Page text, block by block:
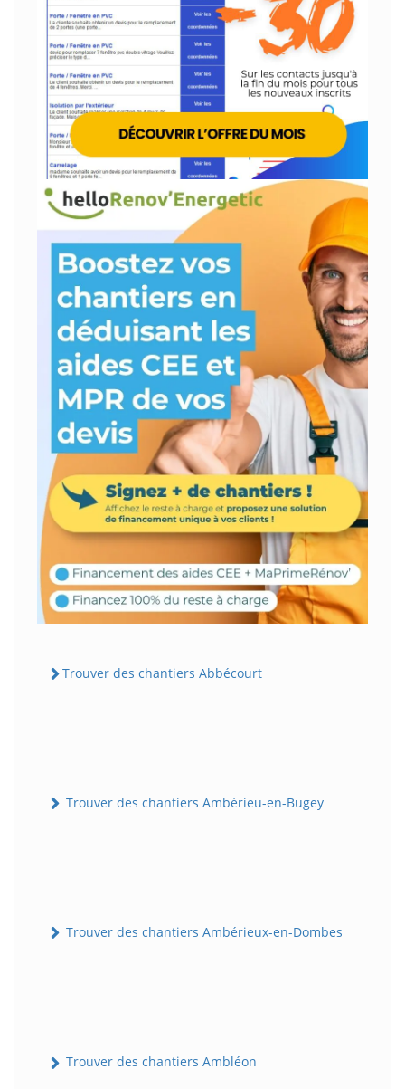
Trouver des chantiers Abbécourt
Trouver des chantiers Ambérieu-en-Bugey
Trouver des chantiers Ambérieux-en-Dombes
Trouver des chantiers Ambléon